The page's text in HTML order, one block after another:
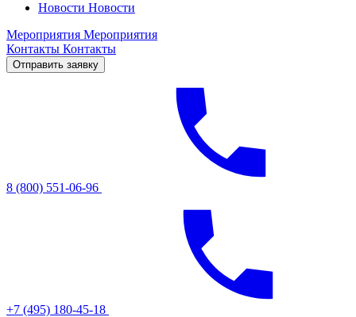
Новости Новости
Мероприятия Мероприятия
Контакты Контакты
Отправить заявку
8 (800) 551-06-96
+7 (495) 180-45-18